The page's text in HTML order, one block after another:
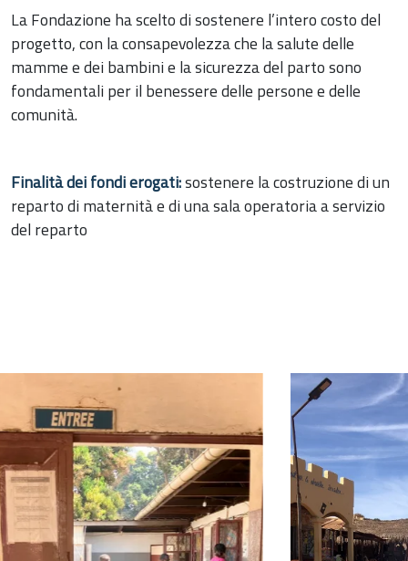
La Fondazione ha scelto di sostenere l’intero costo del
progetto, con la consapevolezza che la salute delle
mamme e dei bambini e la sicurezza del parto sono
fondamentali per il benessere delle persone e delle
comunità.
Finalità dei fondi erogati:sostenere la costruzione di un
reparto di maternità e di una sala operatoria a servizio
del reparto